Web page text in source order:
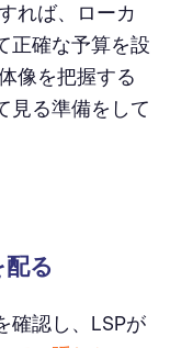
れば、ローカ
正確な予算を設
像を把握する
見る準備をして
る
確認し、LSPが